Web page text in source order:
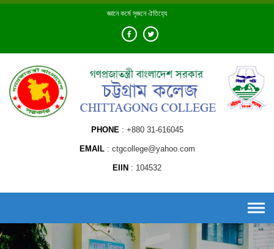
Skip
জ্ঞানে কর্মে সৃজনে ঐতিহ্যে
PHONE +880 31-616045
EMAIL ctgcollege@yahoo.com
EIIN 104532